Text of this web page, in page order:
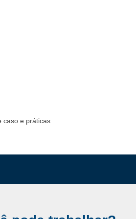
caso e práticas